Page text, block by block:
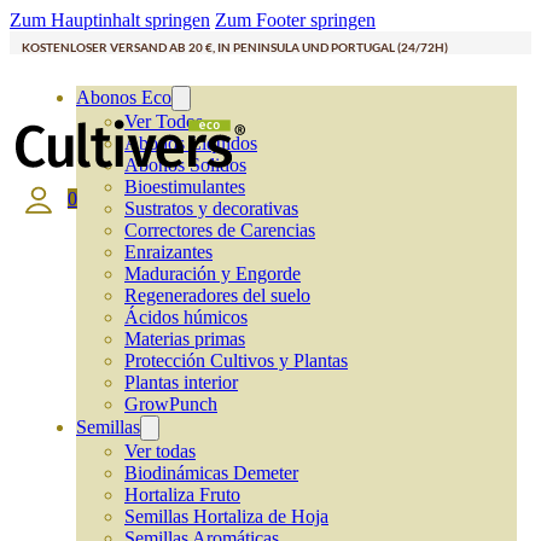
Zum Hauptinhalt springen Zum Footer springen
KOSTENLOSER VERSAND AB 20 €, IN PENINSULA UND PORTUGAL (24/72H)
Abonos Eco
Ver Todos
Abonos Líquidos
Abonos Solidos
Bioestimulantes
Sustratos y decorativas
Correctores de Carencias
Enraizantes
Maduración y Engorde
Regeneradores del suelo
Ácidos húmicos
Materias primas
Protección Cultivos y Plantas
Plantas interior
GrowPunch
Semillas
Ver todas
Biodinámicas Demeter
Hortaliza Fruto
Semillas Hortaliza de Hoja
0